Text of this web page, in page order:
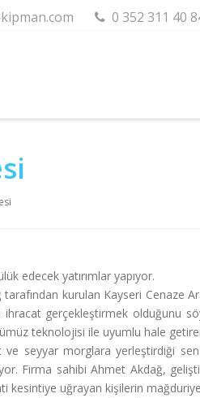
0 352 311 40
edecek yatırımlar yapıyor.
kurulan Kayseri Cenaze
ihracat gerçekleştirmek olduğunu
teknolojisi ile uyumlu hale
morglara yerleştirdiği
Firma sahibi Ahmet Akdağ,
kesintiye uğrayan kişilerin